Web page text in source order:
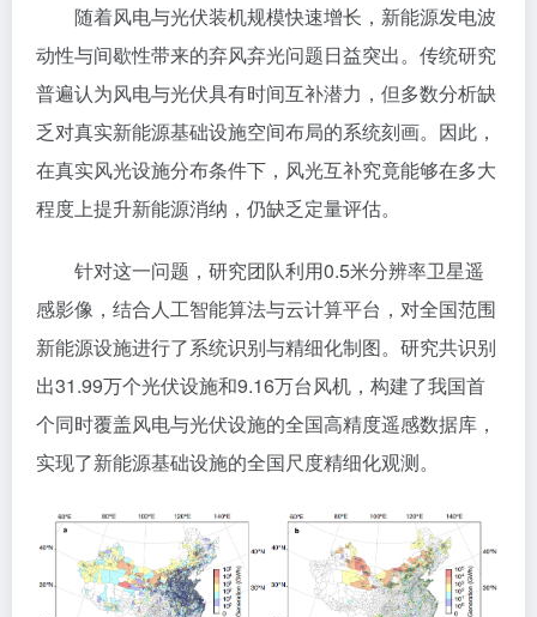
随着风电与光伏装机规模快速增长，新能源发电波
动性与间歇性带来的弃风弃光问题日益突出。传统研究
普遍认为风电与光伏具有时间互补潜力，但多数分析缺
乏对真实新能源基础设施空间布局的系统刻画。因此，
在真实风光设施分布条件下，风光互补究竟能够在多大
程度上提升新能源消纳，仍缺乏定量评估。
针对这一问题，研究团队利用0.5米分辨率卫星遥
感影像，结合人工智能算法与云计算平台，对全国范围
新能源设施进行了系统识别与精细化制图。研究共识别
出31.99万个光伏设施和9.16万台风机，构建了我国首
个同时覆盖风电与光伏设施的全国高精度遥感数据库，
实现了新能源基础设施的全国尺度精细化观测。